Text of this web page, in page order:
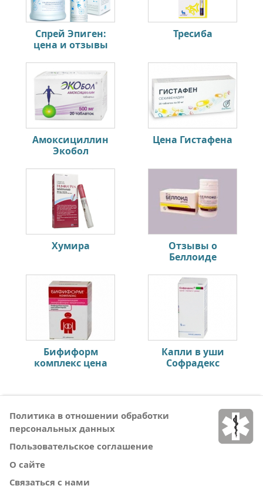
Спрей Эпиген:
цена и отзывы
Тресиба
Амоксициллин
Экобол
Цена Гистафена
Хумира
Отзывы о
Беллоиде
Бифиформ
комплекс цена
Капли в уши
Софрадекс
Политика в отношении обработки
персональных данных
Пользовательское соглашение
О сайте
Связаться с нами